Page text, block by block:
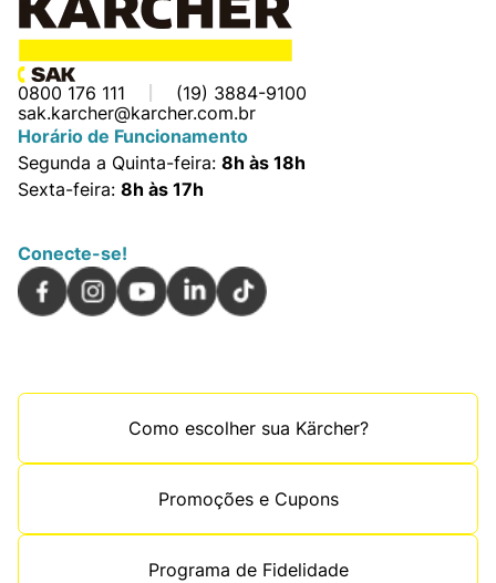
0800 176 111
(19) 3884-9100
sak.karcher@karcher.com.br
Horário de Funcionamento
Segunda a Quinta-feira: 8h às 18h
Sexta-feira: 8h às 17h
Conecte-se!
Como escolher sua Kärcher?
Promoções e Cupons
Programa de Fidelidade